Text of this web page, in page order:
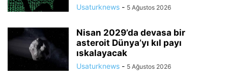
Usaturknews - 5 Ağustos 2026
Nisan 2029’da devasa bir
asteroit Dünya’yı kıl payı
ıskalayacak
Usaturknews - 5 Ağustos 2026